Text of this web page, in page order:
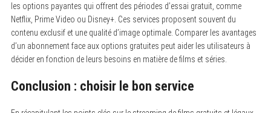
les options payantes qui offrent des périodes d’essai gratuit, comme
Netflix, Prime Video ou Disney+. Ces services proposent souvent du
contenu exclusif et une qualité d’image optimale. Comparer les avantages
d’un abonnement face aux options gratuites peut aider les utilisateurs à
décider en fonction de leurs besoins en matière de films et séries.
Conclusion : choisir le bon service
S
e
r
c
o